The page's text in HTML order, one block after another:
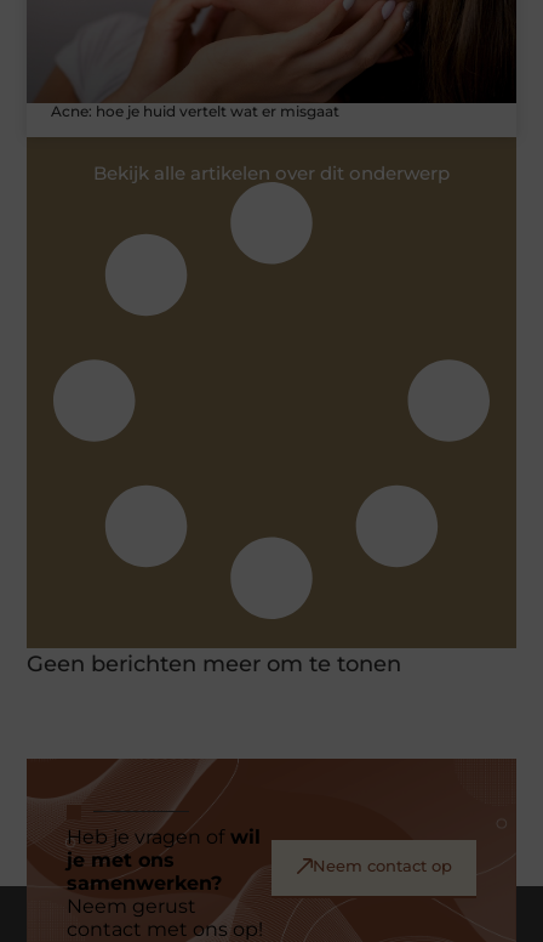
Acne: hoe je huid vertelt wat er misgaat
Bekijk alle artikelen over dit onderwerp
Geen berichten meer om te tonen
Heb je vragen ofwil
je met ons
samenwerken?
Neem gerust
contact met ons op!
Neem contact op